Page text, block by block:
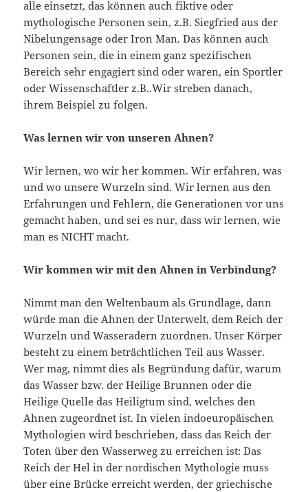
alle einsetzt, das können auch fiktive oder
mythologische Personen sein, z.B. Siegfried aus der
Nibelungensage oder Iron Man. Das können auch
Personen sein, die in einem ganz spezifischen
Bereich sehr engagiert sind oder waren, ein Sportler
oder Wissenschaftler z.B..Wir streben danach,
ihrem Beispiel zu folgen.
Was lernen wir von unseren Ahnen?
Wir lernen, wo wir her kommen. Wir erfahren, was
und wo unsere Wurzeln sind. Wir lernen aus den
Erfahrungen und Fehlern, die Generationen vor uns
gemacht haben, und sei es nur, dass wir lernen, wie
man es NICHT macht.
Wir kommen wir mit den Ahnen in Verbindung?
Nimmt man den Weltenbaum als Grundlage, dann
würde man die Ahnen der Unterwelt, dem Reich der
Wurzeln und Wasseradern zuordnen. Unser Körper
besteht zu einem beträchtlichen Teil aus Wasser.
Wer mag, nimmt dies als Begründung dafür, warum
das Wasser bzw. der Heilige Brunnen oder die
Heilige Quelle das Heiligtum sind, welches den
Ahnen zugeordnet ist. In vielen indoeuropäischen
Mythologien wird beschrieben, dass das Reich der
Toten über den Wasserweg zu erreichen ist: Das
Reich der Hel in der nordischen Mythologie muss
über eine Brücke erreicht werden, der griechische